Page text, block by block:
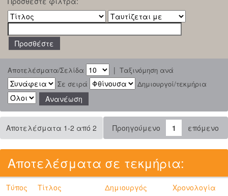
Αποτελέσματα/Σελίδα | Ταξινόμηση ανά
Σε σειρά
Δημιουργοί/τεκμήρια
Αποτελέσματα 1-2 από 2 Προηγούμενο 1 επόμενο
Αποτελέσματα σε τεκμήρια:
Τύπος Τίτλος Δημιουργός
Χρονολογία